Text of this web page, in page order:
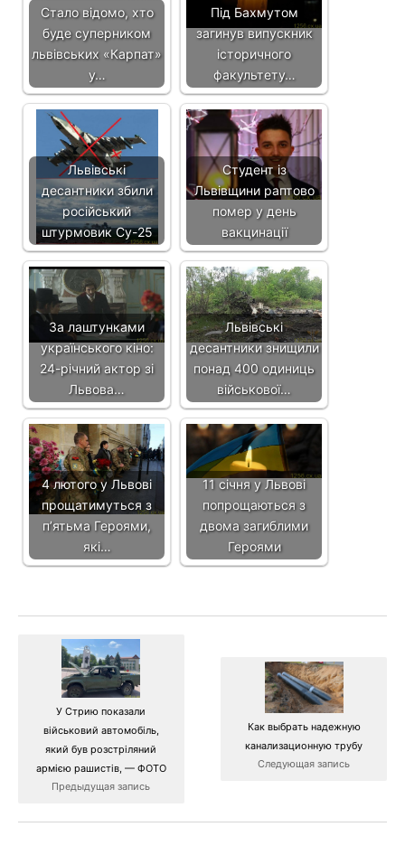
Стало відомо, хто
буде суперником
львівських «Карпат»
у…
Під Бахмутом
загинув випускник
історичного
факультету…
Львівські
десантники збили
російський
штурмовик Су-25
Студент із
Львівщини раптово
помер у день
вакцинації
За лаштунками
українського кіно:
24-річний актор зі
Львова…
Львівські
десантники знищили
понад 400 одиниць
військової…
4 лютого у Львові
прощатимуться з
п’ятьма Героями,
які…
11 січня у Львові
попрощаються з
двома загиблими
Героями
У Стрию показали
військовий автомобіль,
який був розстріляний
армією рашистів, — ФОТО
Предыдущая запись
Как выбрать надежную
канализационную трубу
Следующая запись